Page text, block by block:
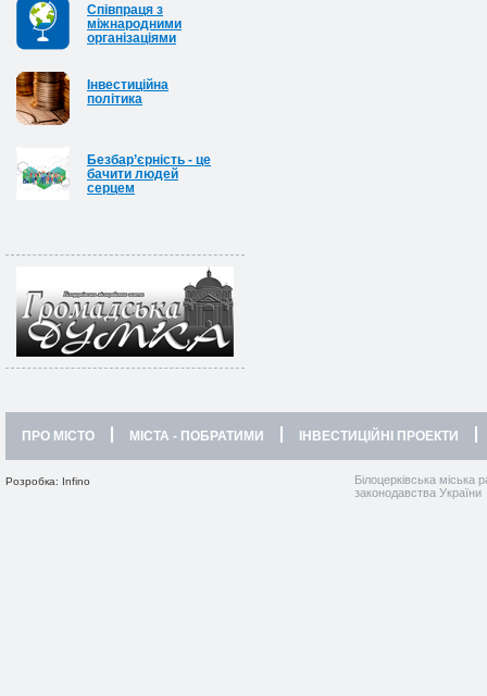
Співпраця з
міжнародними
організаціями
Інвестиційна
політика
Безбар’єрність - це
бачити людей
серцем
ПРО МІСТО МІСТА - ПОБРАТИМИ ІНВЕСТИЦІЙНІ ПРОЕКТИ
Розробка: Infino
Білоцерківська міська
законодавства України